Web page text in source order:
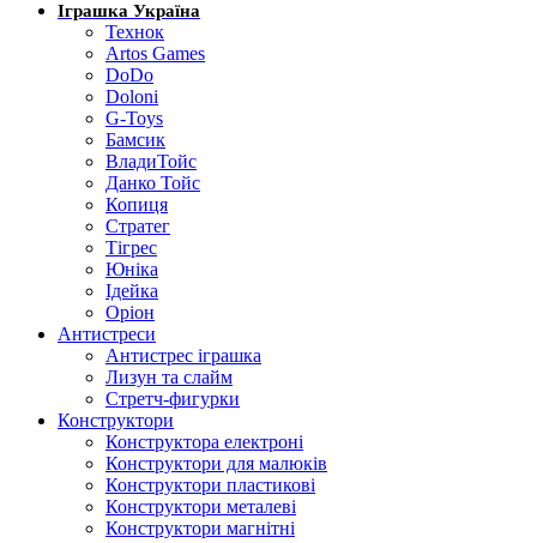
Іграшка Україна
Технок
Artos Games
DoDo
Doloni
G-Toys
Бамсик
ВладиТойс
Данко Тойс
Копиця
Стратег
Тігрес
Юніка
Ідейка
Оріон
Антистреси
Антистрес іграшка
Лизун та слайм
Стретч-фигурки
Конструктори
Конструктора електроні
Конструктори для малюків
Конструктори пластикові
Конструктори металеві
Конструктори магнітні